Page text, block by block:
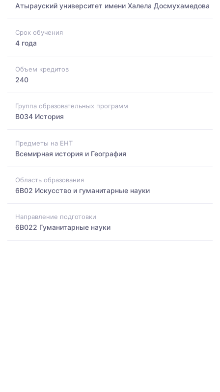
Атырауский университет имени Халела Досмухамедова
Срок обучения
4 года
Объем кредитов
240
Группа образовательных программ
B034 История
Предметы на ЕНТ
Всемирная история и География
Область образования
6B02 Искусство и гуманитарные науки
Направление подготовки
6B022 Гуманитарные науки